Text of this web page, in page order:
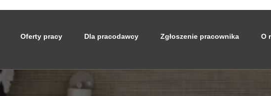
Oferty pracy Dla pracodawcy Zgłoszenie pracownika O